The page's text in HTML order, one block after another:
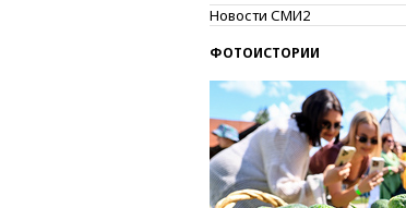
Новости СМИ2
ФОТОИСТОРИИ